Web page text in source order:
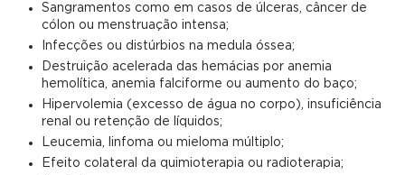
Sangramentos como em casos de úlceras, câncer de
cólon ou menstruação intensa;
Infecções ou distúrbios na medula óssea;
Destruição acelerada das hemácias por anemia
hemolítica, anemia falciforme ou aumento do baço;
Hipervolemia (excesso de água no corpo), insuficiência
renal ou retenção de líquidos;
Leucemia, linfoma ou mieloma múltiplo;
Efeito colateral da quimioterapia ou radioterapia;